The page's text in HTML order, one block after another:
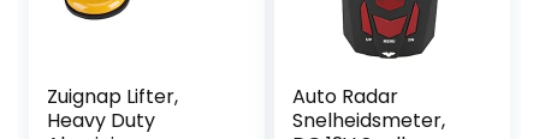
Zuignap Lifter,
Heavy Duty
Auto Radar
Snelheidsmeter,